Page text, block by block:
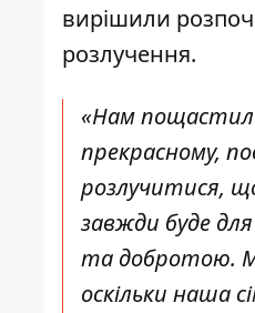
вирішили
розлучення.
«Нам
прекрасному,
розлучитися,
завжди буде
та добротою.
оскільки наша